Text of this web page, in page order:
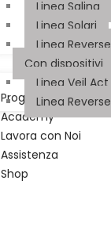
Linea Salina
Linea Solari
Linea Reverse
Con dispositivi
Linea Veil Act
Linea Reverse
Progetti Farmacia
Academy
Lavora con Noi
Assistenza
Shop